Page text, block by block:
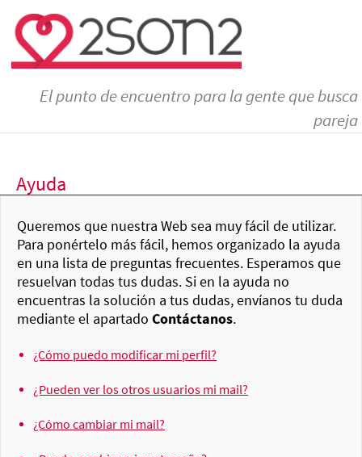
El punto de encuentro para la gente que busca
pareja
Ayuda
Queremos que nuestra Web sea muy fácil de utilizar.
Para ponértelo más fácil, hemos organizado la ayuda
en una lista de preguntas frecuentes. Esperamos que
resuelvan todas tus dudas. Si en la ayuda no
encuentras la solución a tus dudas, envíanos tu duda
mediante el apartado Contáctanos.
¿Cómo puedo modificar mi perfil?
¿Pueden ver los otros usuarios mi mail?
¿Cómo cambiar mi mail?